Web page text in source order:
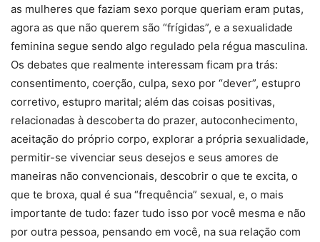
as mulheres que faziam sexo porque queriam eram putas,
agora as que não querem são “frígidas”, e a sexualidade
feminina segue sendo algo regulado pela régua masculina.
Os debates que realmente interessam ficam pra trás:
consentimento, coerção, culpa, sexo por “dever”, estupro
corretivo, estupro marital; além das coisas positivas,
relacionadas à descoberta do prazer, autoconhecimento,
aceitação do próprio corpo, explorar a própria sexualidade,
permitir-se vivenciar seus desejos e seus amores de
maneiras não convencionais, descobrir o que te excita, o
que te broxa, qual é sua “frequência” sexual, e, o mais
importante de tudo: fazer tudo isso por você mesma e não
por outra pessoa, pensando em você, na sua relação com